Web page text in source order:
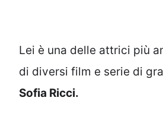
Lei è una delle attrici più
di diversi film e serie di
Sofia Ricci.